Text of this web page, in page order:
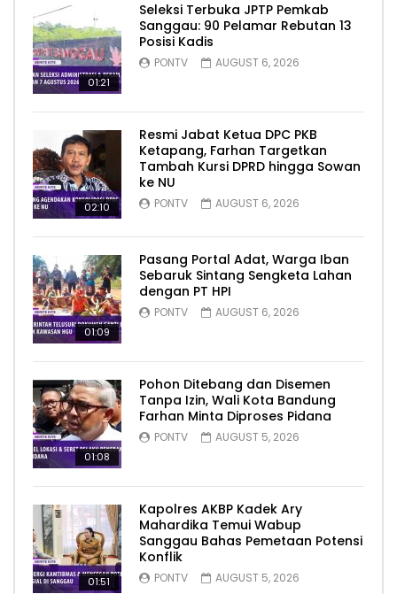
01:21
Seleksi Terbuka JPTP Pemkab
Sanggau: 90 Pelamar Rebutan 13
Posisi Kadis
PONTV AUGUST 6, 2026
02:10
Resmi Jabat Ketua DPC PKB
Ketapang, Farhan Targetkan
Tambah Kursi DPRD hingga Sowan
ke NU
PONTV AUGUST 6, 2026
01:09
Pasang Portal Adat, Warga Iban
Sebaruk Sintang Sengketa Lahan
dengan PT HPI
PONTV AUGUST 6, 2026
01:08
Pohon Ditebang dan Disemen
Tanpa Izin, Wali Kota Bandung
Farhan Minta Diproses Pidana
PONTV AUGUST 5, 2026
01:51
Kapolres AKBP Kadek Ary
Mahardika Temui Wabup
Sanggau Bahas Pemetaan Potensi
Konflik
PONTV AUGUST 5, 2026